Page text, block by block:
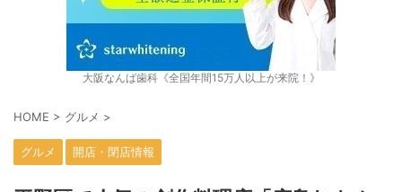
大阪なんば歯科《全国年間15万人以上が来院！》
HOME > グルメ >
グルメ 開店・閉店情報